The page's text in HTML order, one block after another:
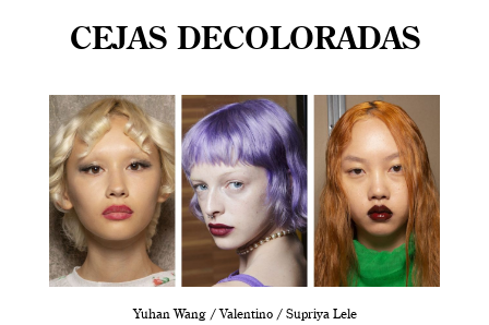
CEJAS DECOLORADAS
Yuhan Wang / Valentino / Supriya Lele